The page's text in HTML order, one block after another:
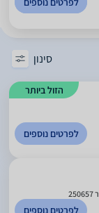
סינון
הזול ביותר
לפרטים נוספים
לפרטים נוספים